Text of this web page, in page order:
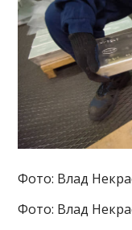
Фото: Влад
Фото: Влад